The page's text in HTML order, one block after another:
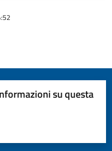
su questa
su 5